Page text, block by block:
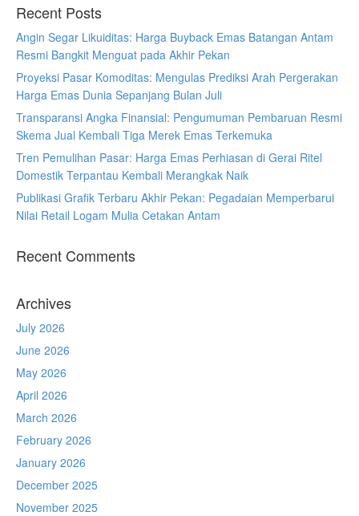
Recent Posts
Angin Segar Likuiditas: Harga Buyback Emas Batangan Antam
Resmi Bangkit Menguat pada Akhir Pekan
Proyeksi Pasar Komoditas: Mengulas Prediksi Arah Pergerakan
Harga Emas Dunia Sepanjang Bulan Juli
Transparansi Angka Finansial: Pengumuman Pembaruan Resmi
Skema Jual Kembali Tiga Merek Emas Terkemuka
Tren Pemulihan Pasar: Harga Emas Perhiasan di Gerai Ritel
Domestik Terpantau Kembali Merangkak Naik
Publikasi Grafik Terbaru Akhir Pekan: Pegadaian Memperbarui
Nilai Retail Logam Mulia Cetakan Antam
Recent Comments
Archives
July 2026
June 2026
May 2026
April 2026
March 2026
February 2026
January 2026
December 2025
November 2025